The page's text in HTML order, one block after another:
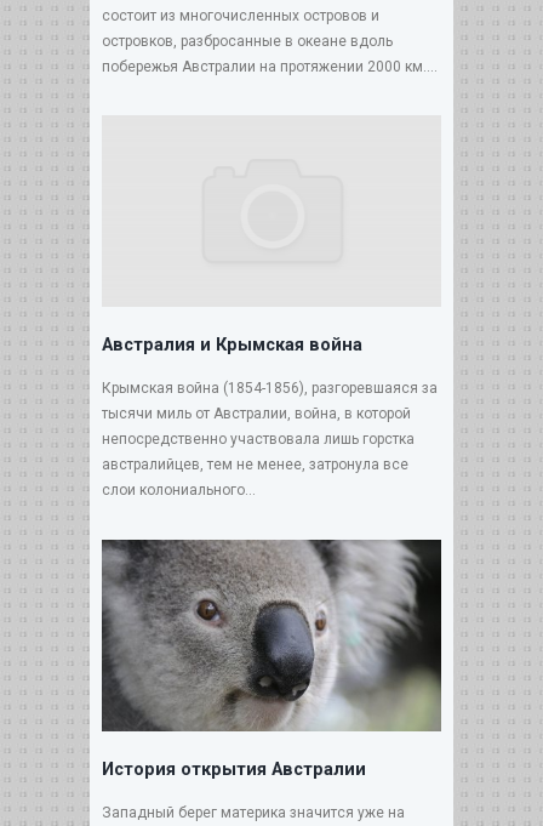
состоит из многочисленных островов и
островков, разбросанные в океане вдоль
побережья Австралии на протяжении 2000 км....
Австралия и Крымская война
Крымская война (1854-1856), разгоревшаяся за
тысячи миль от Австралии, война, в которой
непосредственно участвовала лишь горстка
австралийцев, тем не менее, затронула все
слои колониального...
История открытия Австралии
Западный берег материка значится уже на